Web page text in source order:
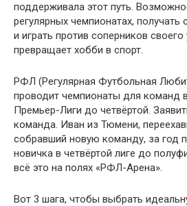
поддерживала этот путь.
регулярных чемпионатах, получать
и играть против соперников
превращает хобби в спорт.
РФЛ (Регулярная Футбольная
проводит чемпионаты для команд
Премьер-Лиги до четвёртой.
команда. Иван из Тюмени,
собравший новую команду, за год
новичка в четвёртой лиге до
всё это на полях «РФЛ-Арена».
Вот 3 шага, чтобы выбрать